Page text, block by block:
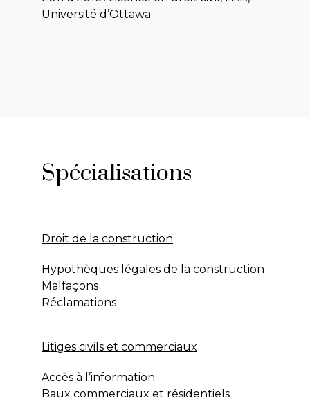
Université d’Ottawa
Spécialisations
Droit de la construction
Hypothèques légales de la construction
Malfaçons
Réclamations
Litiges civils et commerciaux
Accès à l’information
Baux commerciaux et résidentiels